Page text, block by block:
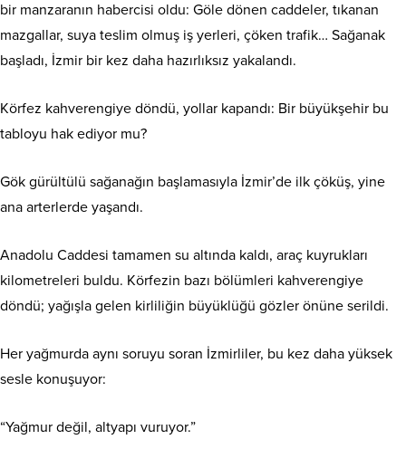
bir manzaranın habercisi oldu: Göle dönen caddeler, tıkanan
mazgallar, suya teslim olmuş iş yerleri, çöken trafik… Sağanak
başladı, İzmir bir kez daha hazırlıksız yakalandı.
Körfez kahverengiye döndü, yollar kapandı: Bir büyükşehir bu
tabloyu hak ediyor mu?
Gök gürültülü sağanağın başlamasıyla İzmir’de ilk çöküş, yine
ana arterlerde yaşandı.
Anadolu Caddesi tamamen su altında kaldı, araç kuyrukları
kilometreleri buldu. Körfezin bazı bölümleri kahverengiye
döndü; yağışla gelen kirliliğin büyüklüğü gözler önüne serildi.
Her yağmurda aynı soruyu soran İzmirliler, bu kez daha yüksek
sesle konuşuyor:
“Yağmur değil, altyapı vuruyor.”